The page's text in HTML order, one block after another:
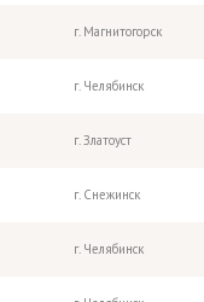
г. Магнитогорск
г. Челябинск
г. Златоуст
г. Снежинск
г. Челябинск